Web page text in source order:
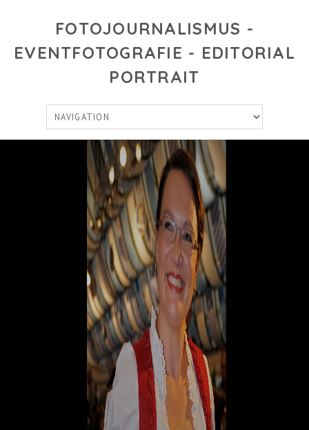
FOTOJOURNALISMUS -
EVENTFOTOGRAFIE - EDITORIAL
PORTRAIT